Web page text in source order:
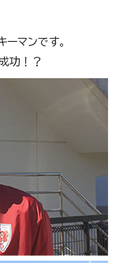
マンです。
功！？